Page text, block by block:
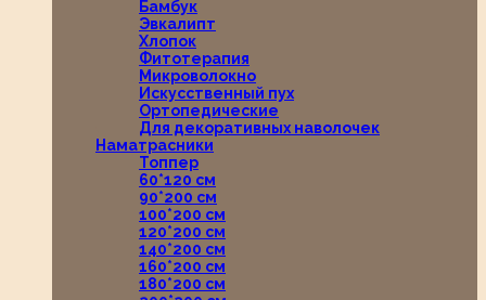
Бамбук
Эвкалипт
Хлопок
Фитотерапия
Микроволокно
Искусственный пух
Ортопедические
Для декоративных наволочек
Наматрасники
Топпер
60*120 см
90*200 см
100*200 см
120*200 см
140*200 см
160*200 см
180*200 см